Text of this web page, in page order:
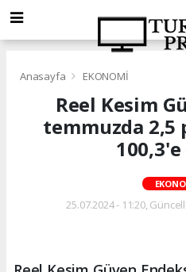
Anasayfa EKONOMİ
Reel Kesim
temmuzda 2,5
25.07.2024 - 11:20,